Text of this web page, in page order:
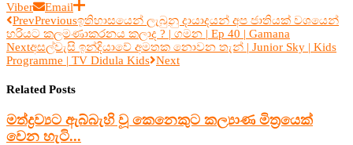
Viber
Email
PrevPreviousඉතිහාසයෙන් ලැබුනු දායාදයන් අප ජාතියක් වශයෙන්
හරියට කලමණාකරනය කලාද ? | ගමන | Ep 40 | Gamana
Nextඅසල්වැසි ඉන්දියාවේ අමතක නොවන තැන් | Junior Sky | Kids
Programme | TV Didula Kids Next
Related Posts
මත්ද්‍රව්‍යට ඇබ්බැහි වූ කෙනෙකුට කල්‍යාණ මිත්‍රයෙක්
වෙන හැටි...